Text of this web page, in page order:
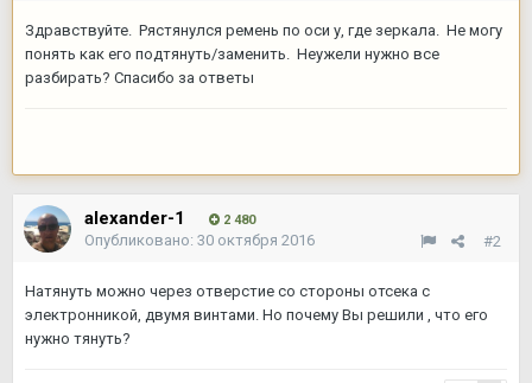
Здравствуйте. Рястянулся ремень по оси у, где зеркала. Не могу
понять как его подтянуть/заменить. Неужели нужно все
разбирать? Спасибо за ответы
alexander-1 2 480
#2
Опубликовано: 30 октября 2016
Натянуть можно через отверстие со стороны отсека с
электронникой, двумя винтами. Но почему Вы решили , что его
нужно тянуть?